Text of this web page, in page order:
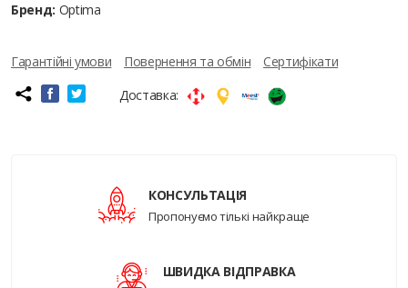
Бренд: Optima
Гарантійні умови Повернення та обмін
Сертифікати
Доставка:
КОНСУЛЬТАЦІЯ
Пропонуємо тількі найкраще
ШВИДКА ВІДПРАВКА